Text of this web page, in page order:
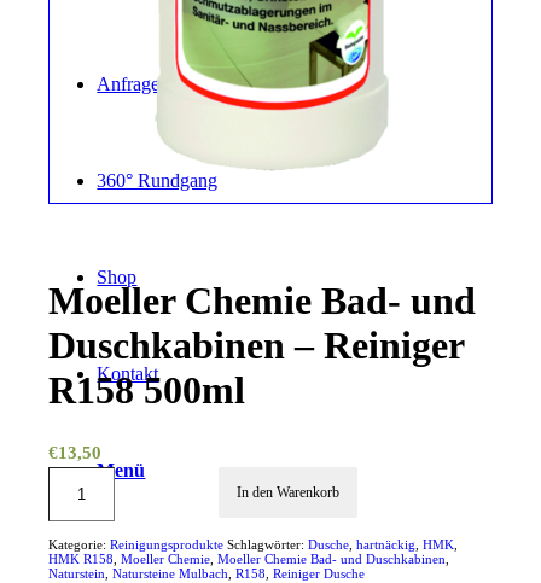
Anfrage
360° Rundgang
Shop
Kontakt
Menü
Moeller Chemie Bad- und
Duschkabinen – Reiniger
R158 500ml
€13,50
In den Warenkorb
Kategorie:Reinigungsprodukte Schlagwörter:Dusche ,hartnäckig ,HMK
HMK R158 ,Moeller Chemie ,Moeller Chemie Bad- und Duschkabinen
Naturstein ,Natursteine Mulbach ,R158 ,Reiniger Dusche